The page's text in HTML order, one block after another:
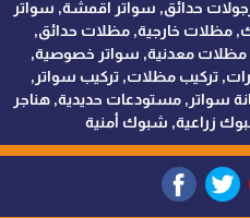
حدائق, سواتر اقمشة, سواتر
مظلات خارجية, مظلات حدائق,
معدنية, سواتر خصوصية,
تركيب مظلات, تركيب سواتر,
سواتر, مستودعات حديدية, هناجر
زراعية, شبوك أمنية